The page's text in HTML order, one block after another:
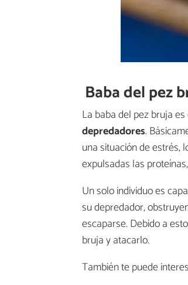
Baba del pez
La baba del pez bruja
depredadores.
una situación de estrés,
expulsadas las
Un solo individuo es
su depredador,
escaparse. Debido a
bruja y atacarlo.
También te puede